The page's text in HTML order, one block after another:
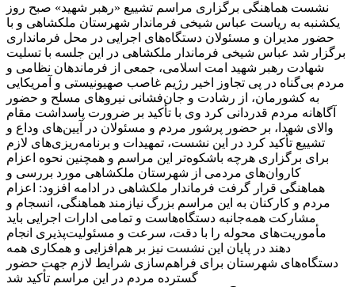
نشست هماهنگی برگزاری مراسم تشییع «رهبر شهید» صبح روز
یکشنبه به ریاست عباس شیخی فرماندار شهرستان ملکشاهی و با
حضور مدیران و مسئولان دستگاه‌های اجرایی در محل فرمانداری
برگزار شد عباس شیخی فرماندار ملکشاهی در این جلسه با تسلیت
شهادت رهبر شهید امت اسلامی، جمعی از فرماندهان نظامی و
مردم بی‌گناه در پی تجاوز اخیر رژیم غاصب صهیونیستی و آمریکایی
به کشورمان، از رشادت و جان‌فشانی نیروهای مسلح و حضور
آگاهانه مردم قدردانی کرد وی با تأکید بر ضرورت پاسداشت مقام
والای شهدا، بر حضور پرشور مردم و مسئولان در آیین‌های وداع و
تشییع تأکید کرد در این نشست، تمهیدات و برنامه‌ریزی‌های لازم
برای برگزاری هرچه باشکوه‌تر این مراسم و همچنین نحوه اعزام
کاروان‌های مردمی از شهرستان ملکشاهی مورد بررسی و
هماهنگی قرار گرفت فرماندار ملکشاهی در ادامه افزود: اعزام
مردم و کارکنان به این مراسم بزرگ نیازمند هماهنگی، انسجام و
مشارکت همه‌جانبه دستگاه‌هاست و تمامی ادارات اجرایی باید
مأموریت‌های محوله را با دقت، سرعت و مسئولیت‌پذیری انجام
دهند در پایان این نشست نیز بر هم‌افزایی و همکاری همه
دستگاه‌های شهرستان برای فراهم‌سازی شرایط لازم جهت حضور
گسترده مردم در این مراسم تأکید شد